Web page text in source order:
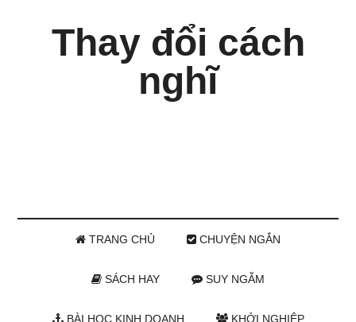
Thay đổi cách
nghĩ
TRANG CHỦ CHUYỆN NGẮN
SÁCH HAY SUY NGẪM
BÀI HỌC KINH DOANH KHỞI NGHIỆP